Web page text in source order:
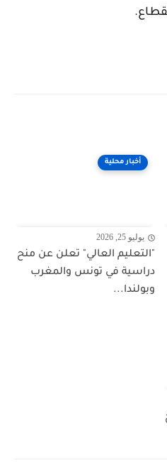
أخبار محلية
يوليو 25, 2026
"التعليم العالي" تعلن عن منح
دراسية في تونس والمغرب
وبولندا...